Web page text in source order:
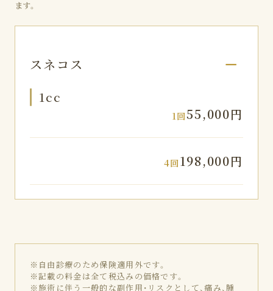
ます。
スネコス
1cc
1回55,000円
4回198,000円
※自由診療のため保険適用外です。
※記載の料金は全て税込みの価格です。
※施術に伴う一般的な副作用・リスクとして、痛み、腫